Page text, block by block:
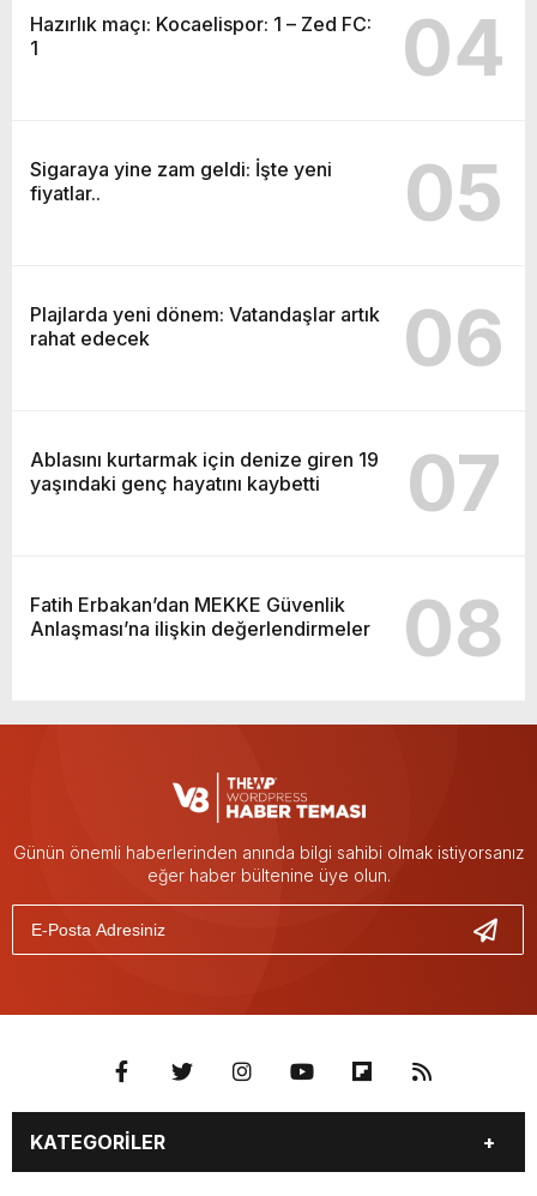
Hazırlık maçı: Kocaelispor: 1 – Zed FC:
1
04
Sigaraya yine zam geldi: İşte yeni
fiyatlar..
05
Plajlarda yeni dönem: Vatandaşlar artık
rahat edecek
06
Ablasını kurtarmak için denize giren 19
yaşındaki genç hayatını kaybetti
07
Fatih Erbakan’dan MEKKE Güvenlik
Anlaşması’na ilişkin değerlendirmeler
08
Günün önemli haberlerinden anında bilgi sahibi olmak istiyorsanız
eğer haber bültenine üye olun.
KATEGORİLER